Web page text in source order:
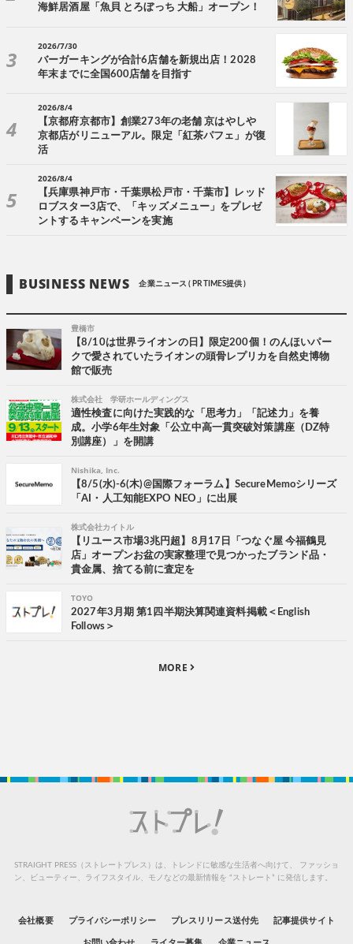
海鮮居酒屋「魚貝 とろぼっち 大船」オープン！
2026/7/30
バーガーキングが合計6店舗を新規出店！2028
年末までに全国600店舗を目指す
2026/8/4
【京都府京都市】創業273年の老舗 京はやしや
京都店がリニューアル。限定「紅茶パフェ」が復
活
2026/8/4
【兵庫県神戸市・千葉県松戸市・千葉市】レッド
ロブスター3店で、「キッズメニュー」をプレゼ
ントするキャンペーンを実施
BUSINESS NEWS 企業ニュース ( PR TIMES提供 )
豊橋市
【8/10は世界ライオンの日】限定200個！のんほいパー
クで愛されていたライオンの頭骨レプリカを自然史博物
館で販売
株式会社 学研ホールディングス
適性検査に向けた実践的な「思考力」「記述力」を養
成。小学6年生対象「公立中高一貫突破対策講座（DZ特
別講座）」を開講
Nishika, Inc.
【8/5(水)-6(木)@国際フォーラム】SecureMemoシリーズ
「AI・人工知能EXPO NEO」に出展
株式会社カイトル
【リユース市場3兆円超】8月17日「つなぐ屋 今福鶴見
店」オープンお盆の実家整理で見つかったブランド品・
貴金属、捨てる前に査定を
TOYO
2027年3月期 第1四半期決算関連資料掲載＜English
Follows＞
MORE
STRAIGHT PRESS（ストレートプレス）は、トレンドに敏感な生活者へ向けて、
ファッショ
ン、ビューティー、ライフスタイル、モノなどの最新情報を “ストレート” に発信します。
会社概要 プライバシーポリシー プレスリリース送付先 記事提供サイト